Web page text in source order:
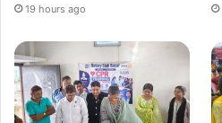
19 hours ago